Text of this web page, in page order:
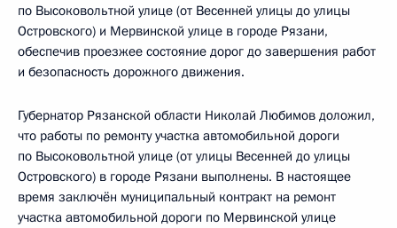
по Высоковольтной улице (от Весенней улицы до улицы
Островского) и Мервинской улице в городе Рязани,
обеспечив проезжее состояние дорог до завершения работ
и безопасность дорожного движения.
Губернатор Рязанской области Николай Любимов доложил,
что работы по ремонту участка автомобильной дороги
по Высоковольтной улице (от улицы Весенней до улицы
Островского) в городе Рязани выполнены. В настоящее
время заключён муниципальный контракт на ремонт
участка автомобильной дороги по Мервинской улице